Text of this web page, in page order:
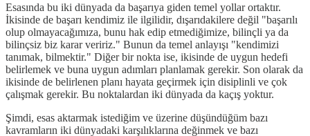
Esasında bu iki dünyada da başarıya giden temel yollar ortaktır.
İkisinde de başarı kendimiz ile ilgilidir, dışarıdakilere değil "başarılı
olup olmayacağımıza, bunu hak edip etmediğimize, bilinçli ya da
bilinçsiz biz karar veririz." Bunun da temel anlayışı "kendimizi
tanımak, bilmektir." Diğer bir nokta ise, ikisinde de uygun hedefi
belirlemek ve buna uygun adımları planlamak gerekir. Son olarak da
ikisinde de belirlenen planı hayata geçirmek için disiplinli ve çok
çalışmak gerekir. Bu noktalardan iki dünyada da kaçış yoktur.
Şimdi, esas aktarmak istediğim ve üzerine düşündüğüm bazı
kavramların iki dünyadaki karşılıklarına değinmek ve bazı